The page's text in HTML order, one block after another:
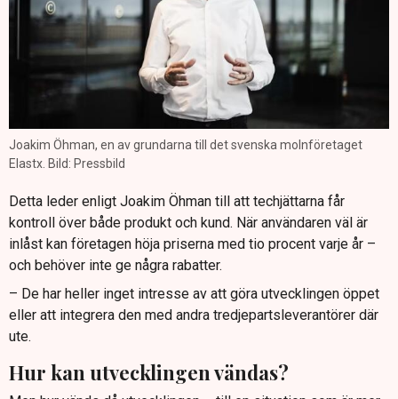
Joakim Öhman, en av grundarna till det svenska molnföretaget
Elastx. Bild: Pressbild
Detta leder enligt Joakim Öhman till att techjättarna får
kontroll över både produkt och kund. När användaren väl är
inlåst kan företagen höja priserna med tio procent varje år –
och behöver inte ge några rabatter.
– De har heller inget intresse av att göra utvecklingen öppet
eller att integrera den med andra tredjepartsleverantörer där
ute.
Hur kan utvecklingen vändas?